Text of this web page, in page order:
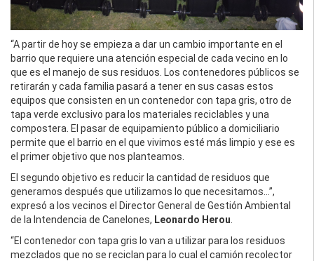
“A partir de hoy se empieza a dar un cambio importante en el
barrio que requiere una atención especial de cada vecino en lo
que es el manejo de sus residuos. Los contenedores públicos se
retirarán y cada familia pasará a tener en sus casas estos
equipos que consisten en un contenedor con tapa gris, otro de
tapa verde exclusivo para los materiales reciclables y una
compostera. El pasar de equipamiento público a domiciliario
permite que el barrio en el que vivimos esté más limpio y ese es
el primer objetivo que nos planteamos.
El segundo objetivo es reducir la cantidad de residuos que
generamos después que utilizamos lo que necesitamos…”,
expresó a los vecinos el Director General de Gestión Ambiental
de la Intendencia de Canelones, Leonardo Herou
“El contenedor con tapa gris lo van a utilizar para los residuos
mezclados que no se reciclan para lo cual el camión recolector